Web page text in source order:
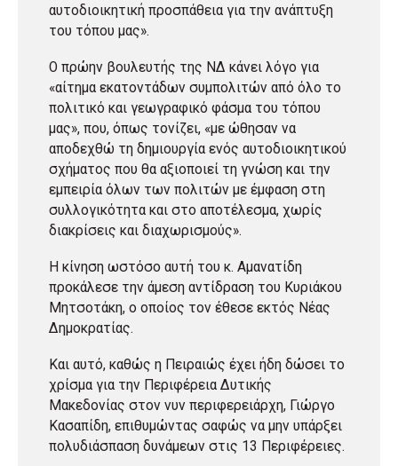
αυτοδιοικητική προσπάθεια για την ανάπτυξη
του τόπου μας».
Ο πρώην βουλευτής της ΝΔ κάνει λόγο για
«αίτημα εκατοντάδων συμπολιτών από όλο το
πολιτικό και γεωγραφικό φάσμα του τόπου
μας», που, όπως τονίζει, «με ώθησαν να
αποδεχθώ τη δημιουργία ενός αυτοδιοικητικού
σχήματος που θα αξιοποιεί τη γνώση και την
εμπειρία όλων των πολιτών με έμφαση στη
συλλογικότητα και στο αποτέλεσμα, χωρίς
διακρίσεις και διαχωρισμούς».
Η κίνηση ωστόσο αυτή του κ. Αμανατίδη
προκάλεσε την άμεση αντίδραση του Κυριάκου
Μητσοτάκη, ο οποίος τον έθεσε εκτός Νέας
Δημοκρατίας.
Και αυτό, καθώς η Πειραιώς έχει ήδη δώσει το
χρίσμα για την Περιφέρεια Δυτικής
Μακεδονίας στον νυν περιφερειάρχη, Γιώργο
Κασαπίδη, επιθυμώντας σαφώς να μην υπάρξει
πολυδιάσπαση δυνάμεων στις 13 Περιφέρειες.